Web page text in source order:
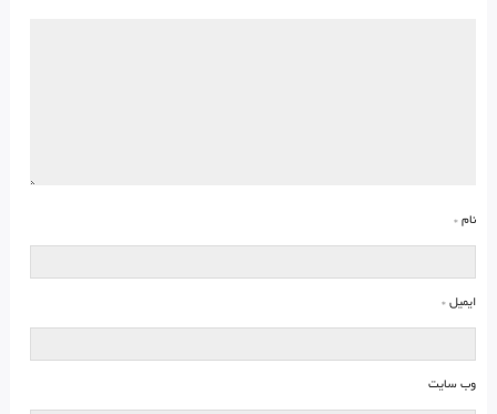
نام *
ایمیل *
وب‌ سایت